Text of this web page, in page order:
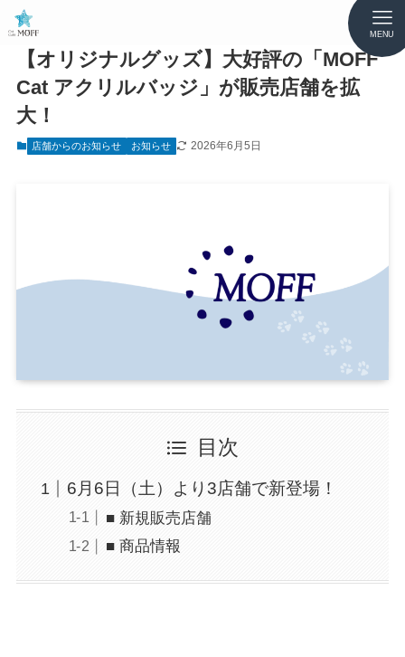
MENU
【オリジナルグッズ】大好評の「MOFF
Cat アクリルバッジ」が販売店舗を拡
大！
店舗からのお知らせ お知らせ 2026年6月5日
目次
6月6日（土）より3店舗で新登場！
■ 新規販売店舗
■ 商品情報